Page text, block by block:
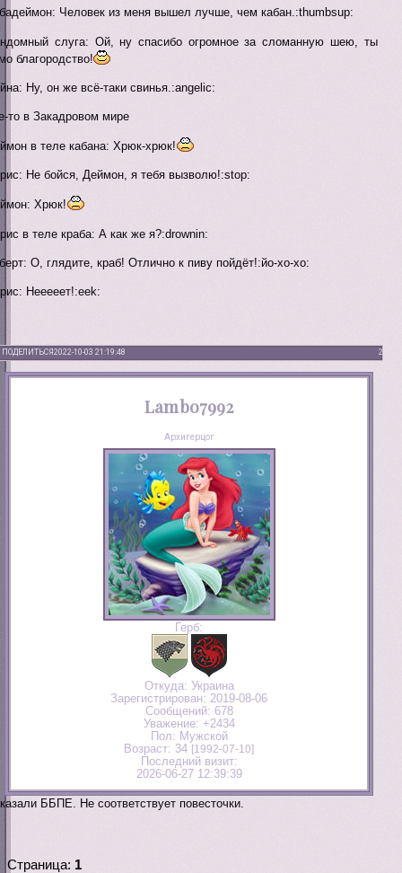
Человек из меня вышел лучше, чем кабан.:thumbsup:
слуга: Ой, ну спасибо огромное за сломанную шею, ты
благородство!
Ну, он же всё-таки свинья.:angelic:
то в Закадровом мире
в теле кабана: Хрюк-хрюк!
Не бойся, Деймон, я тебя вызволю!:stop:
Хрюк!
в теле краба: А как же я?:drownin:
О, глядите, краб! Отлично к пиву пойдёт!:йо-хо-хо:
Нееееет!:eek:
ПОДЕЛИТЬСЯ 2
2022-10-03 21:19:48
Lambo7992
Архигерцог
Герб:
Откуда: Украина
Зарегистрирован: 2019-08-06
Сообщений: 678
Уважение: +2434
Пол: Мужской
Возраст: 34 [1992-07-10]
Последний визит:
2026-06-27 12:39:39
ББПЕ. Не соответствует повесточки.
Страница: 1